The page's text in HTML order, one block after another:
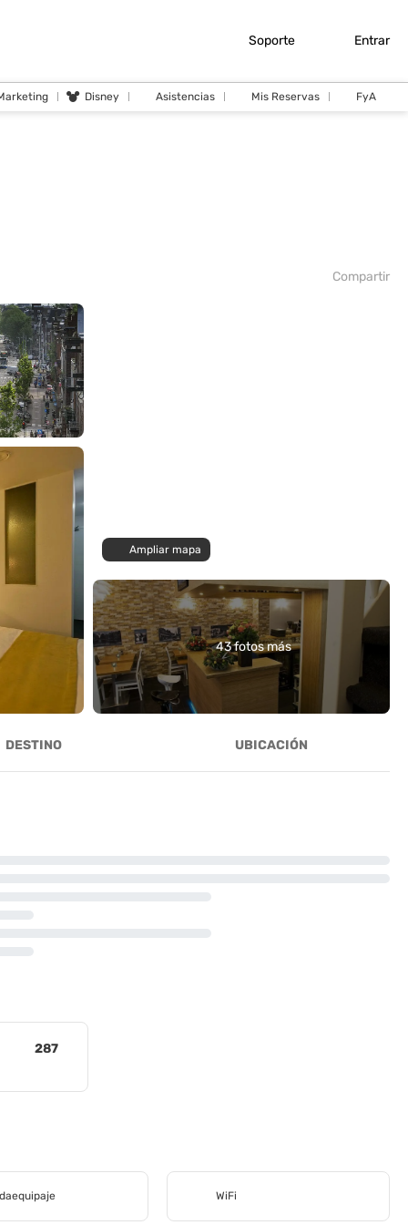
Soporte Entrar
Disney Asistencias Mis Reservas FyA
Compartir
Ampliar mapa
43 fotos más
DESTINO UBICACIÓN
287
WiFi